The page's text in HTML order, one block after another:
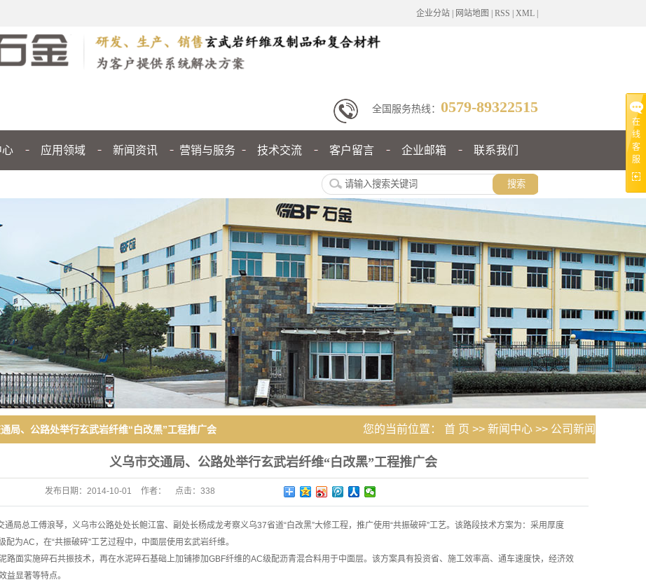
企业分站| 网站地图 RSS XML|
全国服务热线： 0579-89322515
心 应用领域 新闻资讯
媒体聚焦
技术交流
营销与服务 技术交流 客户留言 企业邮箱 联系我们
局、公路处举行玄武岩纤维“白改黑”工程推广会 您的当前位置： 首 页 >> 新闻中心 >> 公司新闻
义乌市交通局、公路处举行玄武岩纤维“白改黑”工程推广会
发布日期： 2014-10-01 作者： 点击： 338
通局总工傅浪琴，义乌市公路处处长鲍江富、副处长杨成龙考察义乌37省道“白改黑”大修工程，推广使用“共振破碎”工艺。该路段技术方案为：采用厚度
配为AC，在“共振破碎”工艺过程中，中面层使用玄武岩纤维。
路面实施碎石共振技术，再在水泥碎石基础上加铺掺加GBF纤维的AC级配沥青混合料用于中面层。该方案具有投资省、施工效率高、通车速度快，经济效
益显著等特点。
在
线
客
服